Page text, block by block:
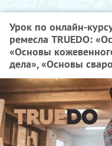
Урок по онлайн-
ремесла TRUEDO:
«Основы
дела», «Основы